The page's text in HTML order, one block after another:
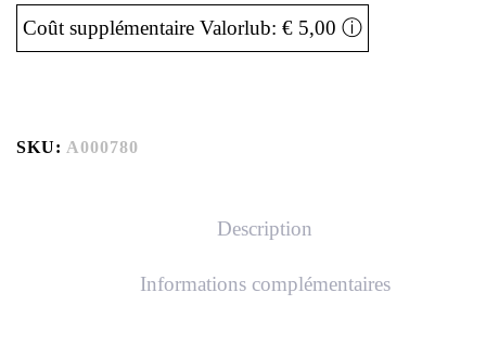
Coût supplémentaire Valorlub: € 5,00 ⓘ
SKU: A000780
Description
Informations complémentaires